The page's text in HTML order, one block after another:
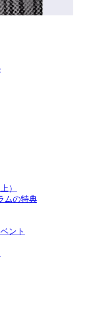
）
ムの特典
ント